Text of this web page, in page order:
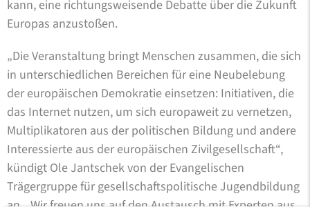
kann, eine richtungsweisende Debatte über die Zukunft
Europas anzustoßen.
„Die Veranstaltung bringt Menschen zusammen, die sich
in unterschiedlichen Bereichen für eine Neubelebung
der europäischen Demokratie einsetzen: Initiativen, die
das Internet nutzen, um sich europaweit zu vernetzen,
Multiplikatoren aus der politischen Bildung und andere
Interessierte aus der europäischen Zivilgesellschaft“,
kündigt Ole Jantschek von der Evangelischen
Trägergruppe für gesellschaftspolitische Jugendbildung